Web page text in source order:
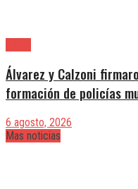
Álvarez y Calzoni
formación de policías
6 agosto, 2026
Mas noticias